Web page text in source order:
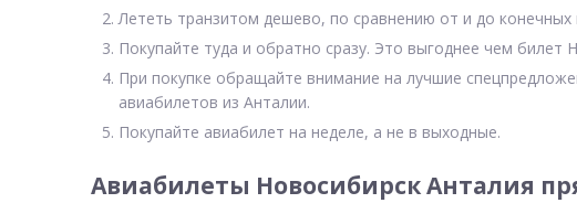
Лететь транзитом дешево, по сравнению от и до конечных
Покупайте туда и обратно сразу. Это выгоднее чем билет
При покупке обращайте внимание на лучшие
авиабилетов из Анталии.
Покупайте авиабилет на неделе, а не в выходные.
Авиабилеты Новосибирск Анталия